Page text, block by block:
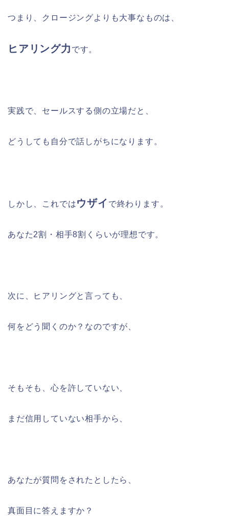
つまり、クロージングよりも大事なものは、
ヒアリング力 です。
実践で、セールスする側の立場だと、
どうしても自分で話しがちになります。
しかし、これではウザイ で終わります。
あなた2割・相手8割くらいが理想です。
次に、ヒアリングと言っても、
何をどう聞くのか？なのですが、
そもそも、心を許していない、
まだ信用していない相手から、
あなたが質問をされたとしたら、
真面目に答えますか？